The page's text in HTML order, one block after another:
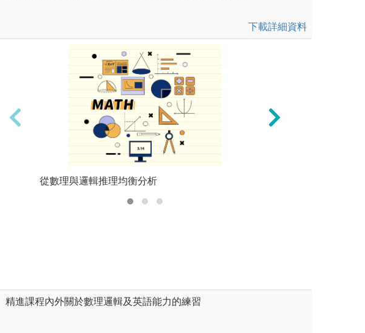
下載詳細資料
個案討論：課前研讀國內外實務個案並提出方案
終完成個案問題的方案建議。培養學生邏輯思
從數理與邏輯推理均衡分析
精進課程內外關於數理邏輯及英語能力的練習